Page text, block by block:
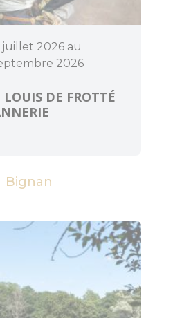
2026 au
2026
DE FROTTÉ
Bignan